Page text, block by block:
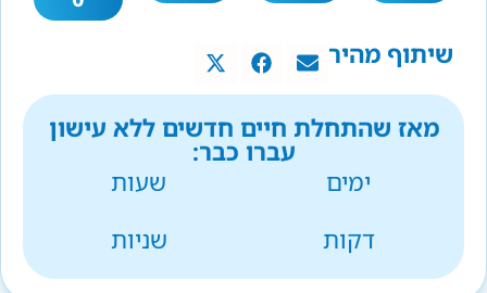
שיתוף מהיר
מאז שהתחלת חיים חדשים ללא עישון
עברו כבר:
ימים
שעות
דקות
שניות